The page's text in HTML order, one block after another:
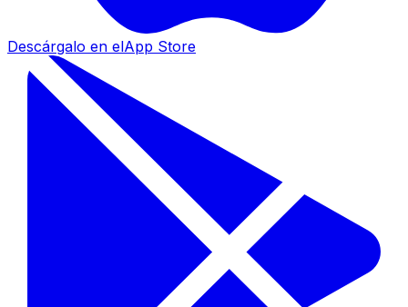
Descárgalo en elApp Store